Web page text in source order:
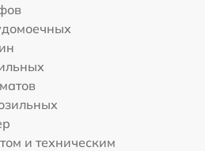
и техническим